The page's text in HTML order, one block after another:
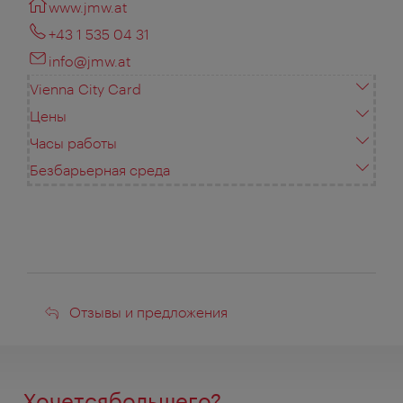
www.jmw.at
+43 1 535 04 31
info@jmw.at
Vienna City Card
Цены
Часы работы
Безбарьерная среда
Отзывы
Отзывы и предложения